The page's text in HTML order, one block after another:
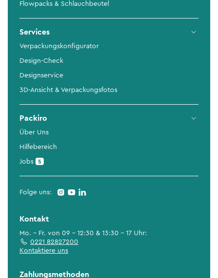
Flowpacks & Schlauchbeutel
Services
Verpackungskonfigurator
Design-Check
Designservice
3D-Ansicht & Verpackungsfotos
Packiro
Über Uns
Hilfebereich
Jobs 5
Folge uns:
Kontakt
Mo. - Fr. von 09 - 12:30 & 13:30 - 17 Uhr:
0221 82827200
Kontaktiere uns
Zahlungsmethoden